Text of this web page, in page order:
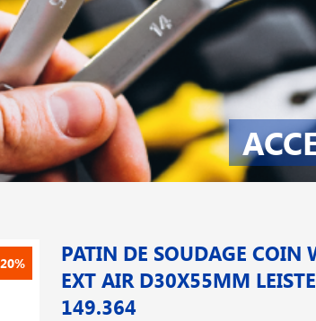
PATIN DE SOUDAGE COIN
EXT AIR D30X55MM
149.364